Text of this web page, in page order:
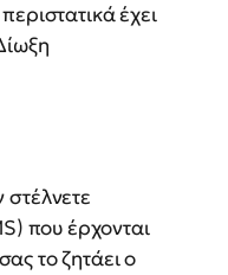
έχει
στέλνετε
που έρχονται
το ζητάει ο